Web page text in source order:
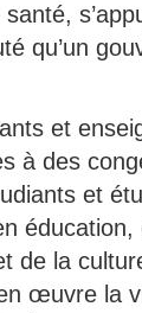
qu’un
et
à des
et
de la
œuvre la